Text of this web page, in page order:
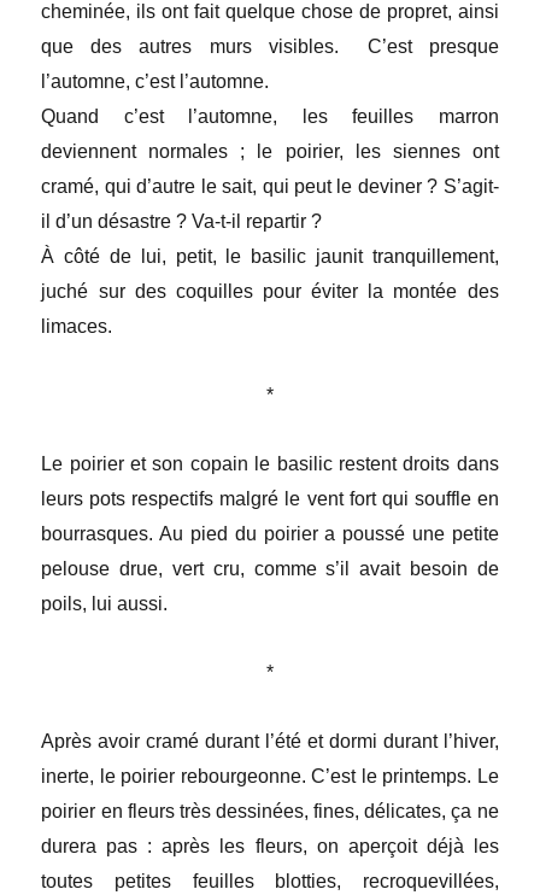
cheminée, ils ont fait quelque chose de propret, ainsi
que des autres murs visibles. C’est presque
l’automne, c’est l’automne.
Quand c’est l’automne, les feuilles marron
deviennent normales ; le poirier, les siennes ont
cramé, qui d’autre le sait, qui peut le deviner ? S’agit-
il d’un désastre ? Va-t-il repartir ?
À côté de lui, petit, le basilic jaunit tranquillement,
juché sur des coquilles pour éviter la montée des
limaces.
*
Le poirier et son copain le basilic restent droits dans
leurs pots respectifs malgré le vent fort qui souffle en
bourrasques. Au pied du poirier a poussé une petite
pelouse drue, vert cru, comme s’il avait besoin de
poils, lui aussi.
*
Après avoir cramé durant l’été et dormi durant l’hiver,
inerte, le poirier rebourgeonne. C’est le printemps. Le
poirier en fleurs très dessinées, fines, délicates, ça ne
durera pas : après les fleurs, on aperçoit déjà les
toutes petites feuilles blotties, recroquevillées,